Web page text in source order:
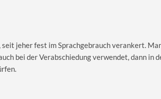
jeher fest im Sprachgebrauch verankert.
bei der Verabschiedung verwendet, dann in